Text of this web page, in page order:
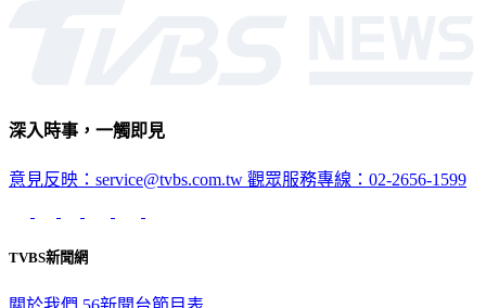
深入時事，一觸即見
意見反映：service@tvbs.com.tw 觀眾服務專線：02-2656-1599
TVBS新聞網